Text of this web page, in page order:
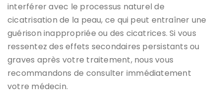
interférer avec le processus naturel de
cicatrisation de la peau, ce qui peut entraîner une
guérison inappropriée ou des cicatrices. Si vous
ressentez des effets secondaires persistants ou
graves après votre traitement, nous vous
recommandons de consulter immédiatement
votre médecin.